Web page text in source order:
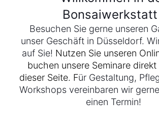
Bonsaiwerkstatt
Besuchen Sie gerne unseren
unser Geschäft in Düsseldorf.
auf Sie! Nutzen Sie unseren
buchen unsere Seminare
dieser Seite. Für Gestaltung,
Workshops vereinbaren wir
einen Termin!